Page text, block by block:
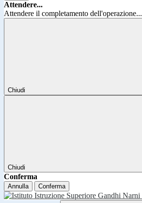
Attendere...
Attendere il completamento dell'operazione...
Chiudi
Chiudi
Conferma
Annulla Conferma